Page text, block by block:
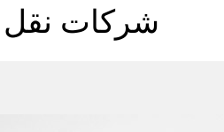
شركات نقل